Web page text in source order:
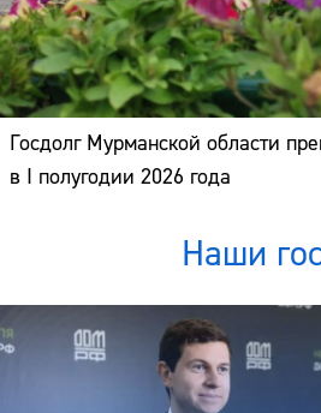
Госдолг Мурманской области
в I полугодии 2026 года
Наши